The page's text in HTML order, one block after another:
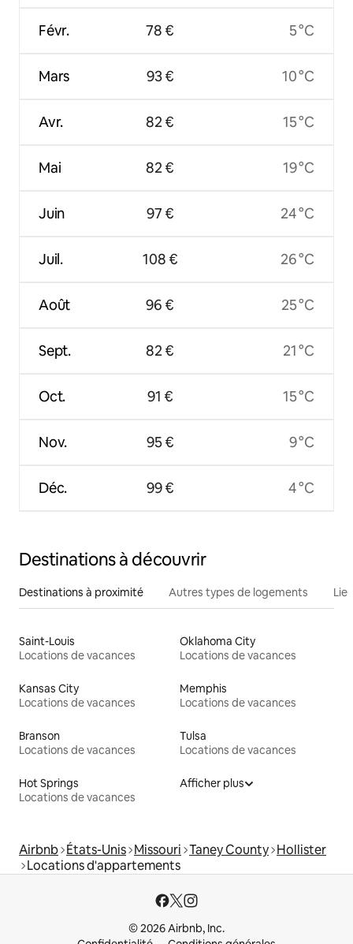
Févr.
Mars
Avr.
Mai
Juin
Juil.
Août
Sept.
Oct.
Nov.
Déc.
78 €
93 €
82 €
82 €
97 €
108 €
96 €
82 €
91 €
95 €
99 €
5 °C
10 °C
15 °C
19 °C
24 °C
26 °C
25 °C
21 °C
15 °C
9 °C
4 °C
Destinations à découvrir
Destinations à proximité Autres types de logements
Saint-Louis
Locations de vacances
Oklahoma City
Locations de vacances
Kansas City
Locations de vacances
Memphis
Locations de vacances
Branson
Locations de vacances
Tulsa
Locations de vacances
Hot Springs
Locations de vacances
Afficher plus
Airbnb États-Unis Missouri Taney County Hollister
Locations d'appartements
© 2026 Airbnb, Inc.